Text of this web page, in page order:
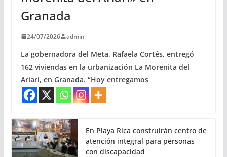
Granada
24/07/2026 admin
La gobernadora del Meta, Rafaela Cortés, entregó
162 viviendas en la urbanización La Morenita del
Ariari, en Granada. “Hoy entregamos
En Playa Rica construirán centro de
atención integral para personas
con discapacidad